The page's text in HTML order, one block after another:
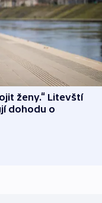
ženy.“ Litevští
dohodu o